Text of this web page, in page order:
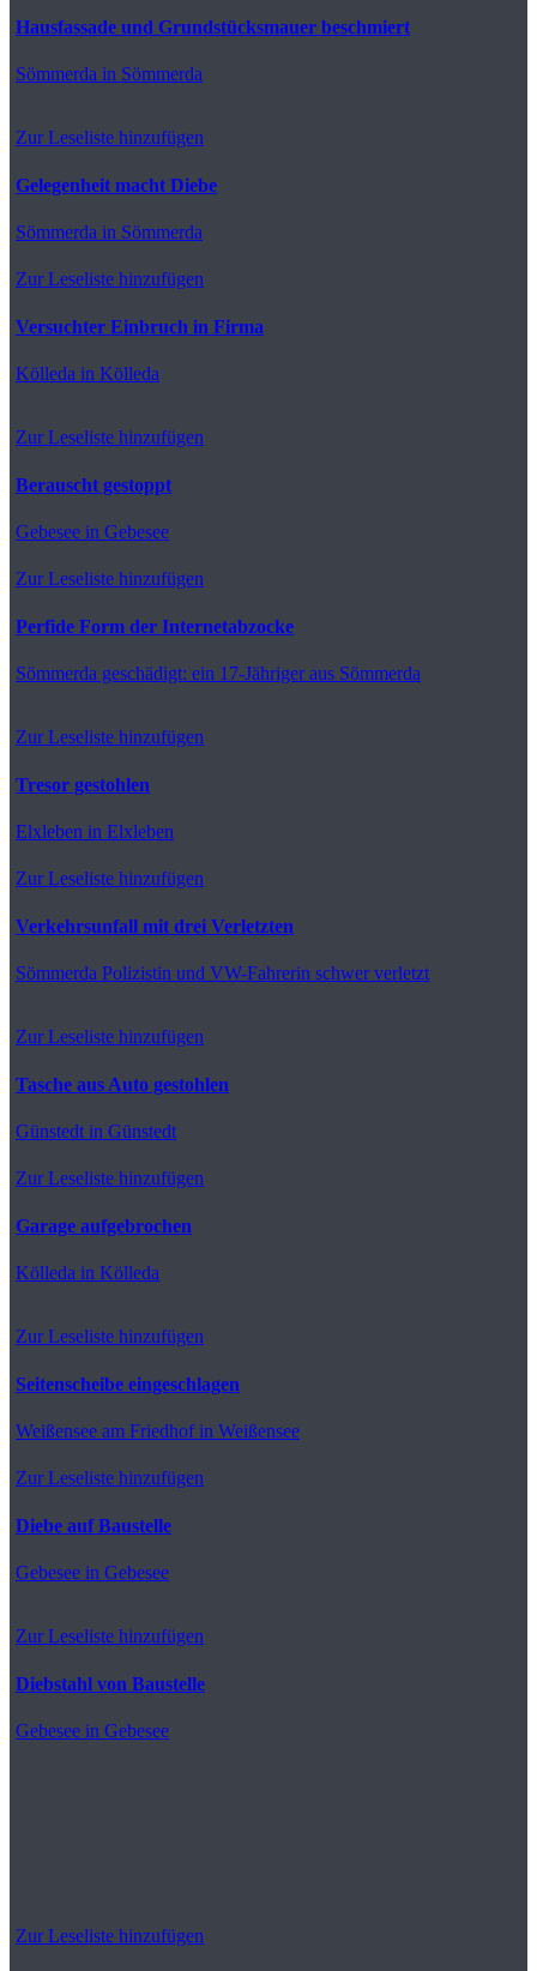
Hausfassade und Grundstücksmauer beschmiert
Sömmerda in Sömmerda
Zur Leseliste hinzufügen
Gelegenheit macht Diebe
Sömmerda in Sömmerda
Zur Leseliste hinzufügen
Versuchter Einbruch in Firma
Kölleda in Kölleda
Zur Leseliste hinzufügen
Berauscht gestoppt
Gebesee in Gebesee
Zur Leseliste hinzufügen
Perfide Form der Internetabzocke
Sömmerda geschädigt: ein 17-Jähriger aus Sömmerda
Zur Leseliste hinzufügen
Tresor gestohlen
Elxleben in Elxleben
Zur Leseliste hinzufügen
Verkehrsunfall mit drei Verletzten
Sömmerda Polizistin und VW-Fahrerin schwer verletzt
Zur Leseliste hinzufügen
Tasche aus Auto gestohlen
Günstedt in Günstedt
Zur Leseliste hinzufügen
Garage aufgebrochen
Kölleda in Kölleda
Zur Leseliste hinzufügen
Seitenscheibe eingeschlagen
Weißensee am Friedhof in Weißensee
Zur Leseliste hinzufügen
Diebe auf Baustelle
Gebesee in Gebesee
Zur Leseliste hinzufügen
Diebstahl von Baustelle
Gebesee in Gebesee
Zur Leseliste hinzufügen